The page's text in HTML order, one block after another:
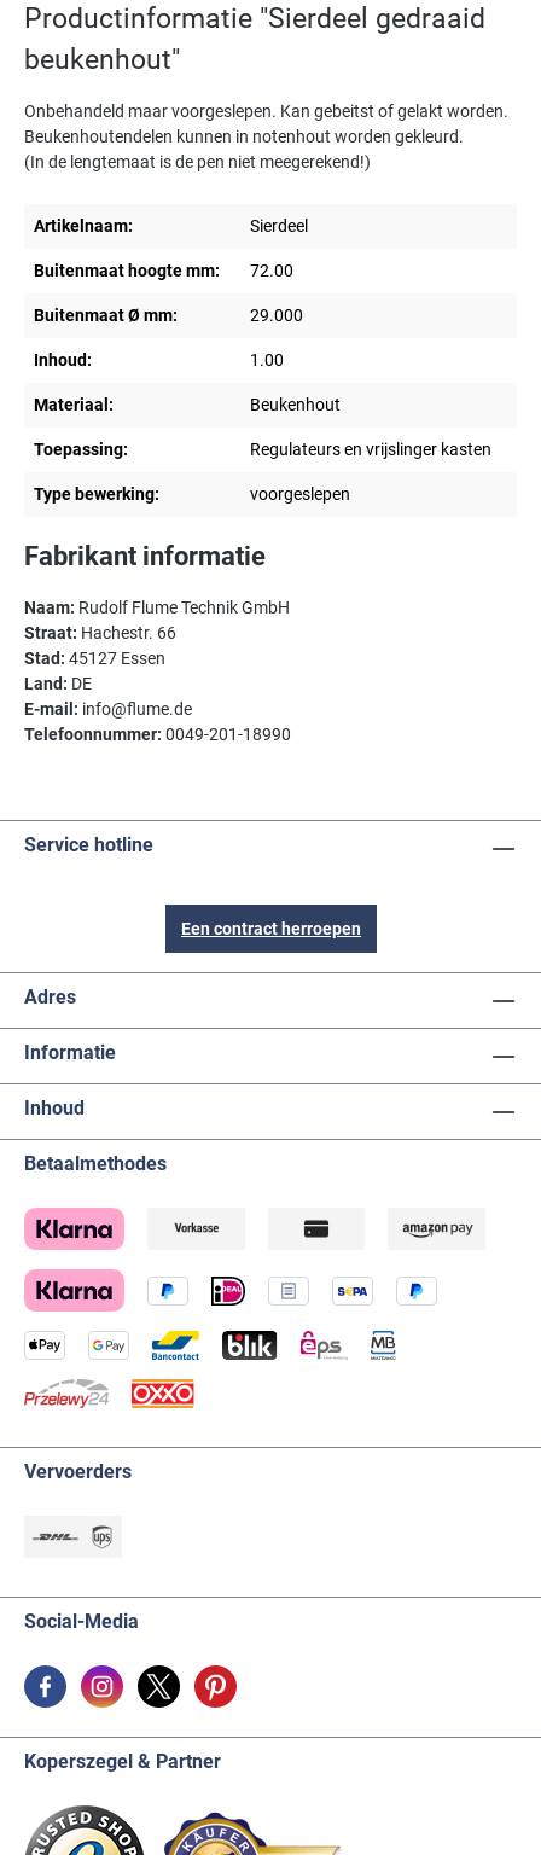
Productinformatie "Sierdeel gedraaid
beukenhout"
Onbehandeld maar voorgeslepen. Kan gebeitst of gelakt worden.
Beukenhoutendelen kunnen in notenhout worden gekleurd.
(In de lengtemaat is de pen niet meegerekend!)
Artikelnaam: Sierdeel
Buitenmaat hoogte mm: 72.00
Buitenmaat Ø mm: 29.000
Inhoud: 1.00
Materiaal: Beukenhout
Toepassing: Regulateurs en vrijslinger kasten
Type bewerking: voorgeslepen
Fabrikant informatie
Naam: Rudolf Flume Technik GmbH
Straat: Hachestr. 66
Stad: 45127 Essen
Land: DE
E-mail: info@flume.de
Telefoonnummer: 0049-201-18990
Service hotline
Een contract herroepen
Adres
Informatie
Inhoud
Betaalmethodes
Vervoerders
Social-Media
Koperszegel & Partner